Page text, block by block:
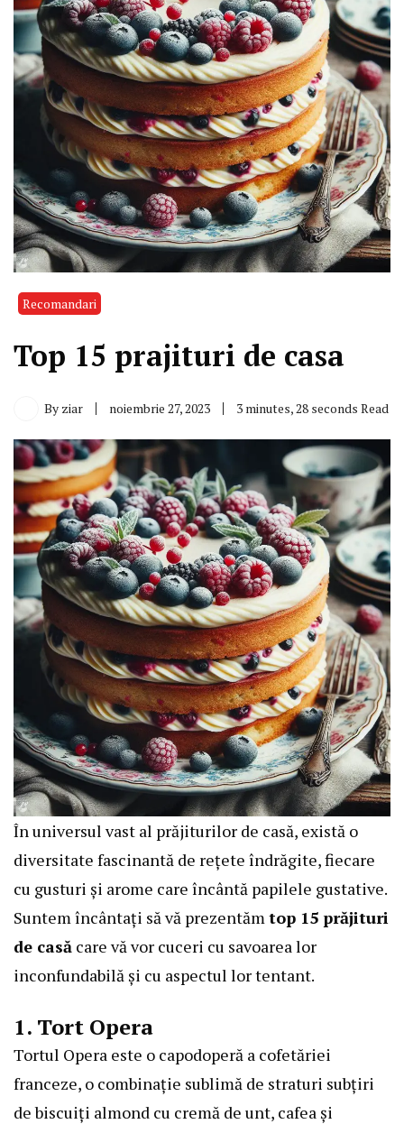
Recomandari
Top 15 prajituri de casa
By ziar noiembrie 27, 2023 3 minutes, 28 seconds Read
În universul vast al prăjiturilor de casă, există o
diversitate fascinantă de rețete îndrăgite, fiecare
cu gusturi și arome care încântă papilele gustative.
Suntem încântați să vă prezentămtop 15 prăjituri
de casă care vă vor cuceri cu savoarea lor
inconfundabilă și cu aspectul lor tentant.
1. Tort Opera
Tortul Opera este o capodoperă a cofetăriei
franceze, o combinație sublimă de straturi subțiri
de biscuiți almond cu cremă de unt, cafea și